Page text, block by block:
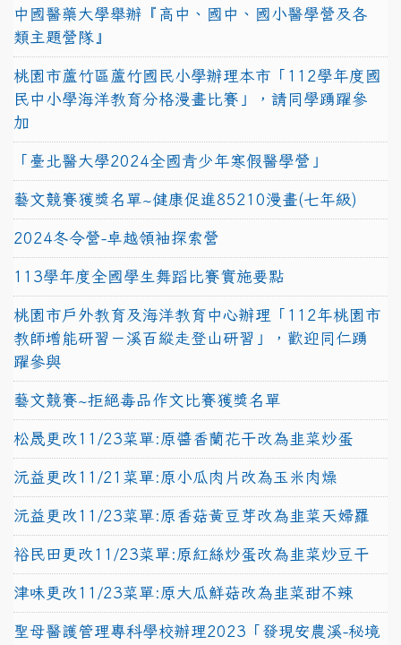
中國醫藥大學舉辦『高中、國中、國小醫學營及各
類主題營隊』
桃園市蘆竹區蘆竹國民小學辦理本市「112學年度國
民中小學海洋教育分格漫畫比賽」，請同學踴躍參
加
「臺北醫大學2024全國青少年寒假醫學營」
藝文競賽獲獎名單~健康促進85210漫畫(七年級)
2024冬令營-卓越領袖探索營
113學年度全國學生舞蹈比賽實施要點
桃園市戶外教育及海洋教育中心辦理「112年桃園市
教師增能研習－溪百縱走登山研習」，歡迎同仁踴
躍參與
藝文競賽~拒絕毒品作文比賽獲獎名單
松晟更改11/23菜單:原醬香蘭花干改為韭菜炒蛋
沅益更改11/21菜單:原小瓜肉片改為玉米肉燥
沅益更改11/23菜單:原香菇黃豆芽改為韭菜天婦羅
裕民田更改11/23菜單:原紅絲炒蛋改為韭菜炒豆干
津味更改11/23菜單:原大瓜鮮菇改為韭菜甜不辣
聖母醫護管理專科學校辦理2023「發現安農溪-秘境